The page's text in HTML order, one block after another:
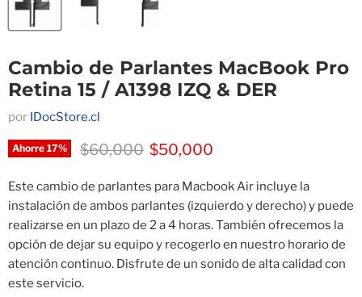
Cambio de Parlantes MacBook Pro
Retina 15 / A1398 IZQ & DER
por IDocStore.cl
Ahorre 17% Precio original
$60,000 Precio actual
$50,000
Este cambio de parlantes para Macbook Air incluye la
instalación de ambos parlantes (izquierdo y derecho) y puede
realizarse en un plazo de 2 a 4 horas. También ofrecemos la
opción de dejar su equipo y recogerlo en nuestro horario de
atención continuo. Disfrute de un sonido de alta calidad con
este servicio.